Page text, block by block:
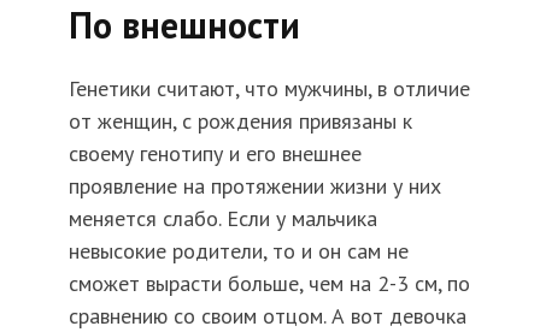
По внешности
Генетики считают, что мужчины, в отличие
от женщин, с рождения привязаны к
своему генотипу и его внешнее
проявление на протяжении жизни у них
меняется слабо. Если у мальчика
невысокие родители, то и он сам не
сможет вырасти больше, чем на 2-3 см, по
сравнению со своим отцом. А вот девочка